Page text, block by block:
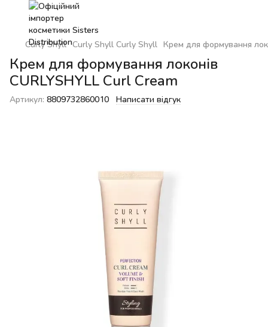
Curly Shyll Curly Shyll Curly Shyll Крем для формування
Крем для формування локонів
CURLYSHYLL Curl Cream
Артикул: 8809732860010 Написати відгук